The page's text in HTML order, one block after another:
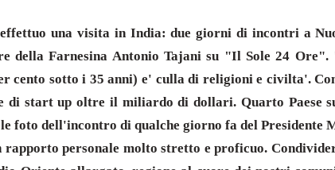
una visita in India: due giorni di incontri a
Farnesina Antonio Tajani su "Il Sole 24
cento sotto i 35 anni) e' culla di religioni e civilta'.
start up oltre il miliardo di dollari. Quarto Paese
foto dell'incontro di qualche giorno fa del Presidente
personale molto stretto e proficuo.